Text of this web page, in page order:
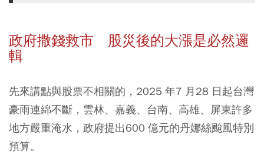
政府撒錢救市 股災後的大漲是必然邏
輯
先來講點與股票不相關的，2025 年7 月28 日起台灣
豪雨連綿不斷，雲林、嘉義、台南、高雄、屏東許多
地方嚴重淹水，政府提出600 億元的丹娜絲颱風特別
預算。